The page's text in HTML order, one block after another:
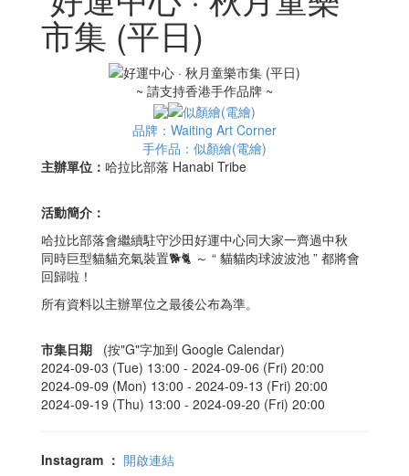
市集 (平日)
~ 請支持香港手作品牌 ~
品牌：Waiting Art Corner
手作品：似顏繪(電繪)
主辦單位： 哈拉比部落 Hanabi Tribe
活動簡介：
哈拉比部落會繼續駐守沙田好運中心同大家一齊過中秋
同時巨型貓貓充氣裝置🐕🐈 ～ “ 貓貓肉球波波池 ” 都將會
回歸啦！
所有資料以主辦單位之最後公布為準。
市集日期
(按"G"字加到 Google Calendar)
2024-09-03 (Tue) 13:00 - 2024-09-06 (Fri) 20:00
2024-09-09 (Mon) 13:00 - 2024-09-13 (Fri) 20:00
2024-09-19 (Thu) 13:00 - 2024-09-20 (Fri) 20:00
Instagram ： 開啟連結